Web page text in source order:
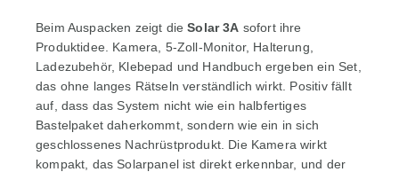
Beim Auspacken zeigt dieSolar 3A sofort ihre
Produktidee. Kamera, 5-Zoll-Monitor, Halterung,
Ladezubehör, Klebepad und Handbuch ergeben ein Set,
das ohne langes Rätseln verständlich wirkt. Positiv fällt
auf, dass das System nicht wie ein halbfertiges
Bastelpaket daherkommt, sondern wie ein in sich
geschlossenes Nachrüstprodukt. Die Kamera wirkt
kompakt, das Solarpanel ist direkt erkennbar, und der